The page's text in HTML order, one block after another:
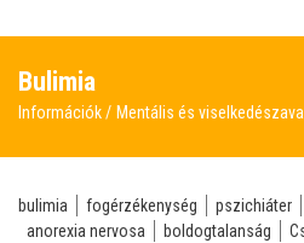
Bulimia
Információk Mentális és
bulimia fogérzékenység pszichiáter
anorexia nervosa
boldogtalanság